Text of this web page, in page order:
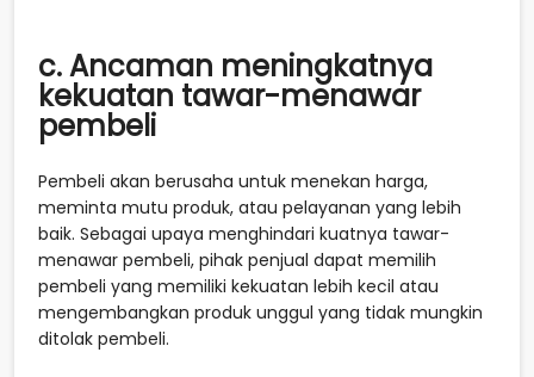
c. Ancaman meningkatnya
kekuatan tawar-menawar
pembeli
Pembeli akan berusaha untuk menekan harga,
meminta mutu produk, atau pelayanan yang lebih
baik. Sebagai upaya menghindari kuatnya tawar-
menawar pembeli, pihak penjual dapat memilih
pembeli yang memiliki kekuatan lebih kecil atau
mengembangkan produk unggul yang tidak mungkin
ditolak pembeli.